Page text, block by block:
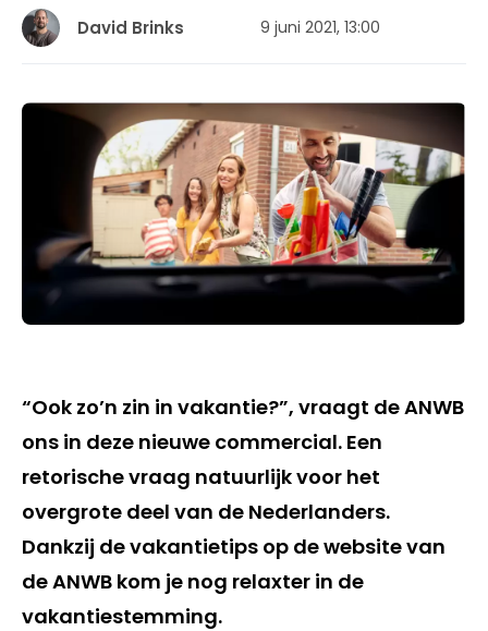
David Brinks 9 juni 2021, 13:00
“Ook zo’n zin in vakantie?”, vraagt de ANWB
ons in deze nieuwe commercial. Een
retorische vraag natuurlijk voor het
overgrote deel van de Nederlanders.
Dankzij de vakantietips op de website van
de ANWB kom je nog relaxter in de
vakantiestemming.